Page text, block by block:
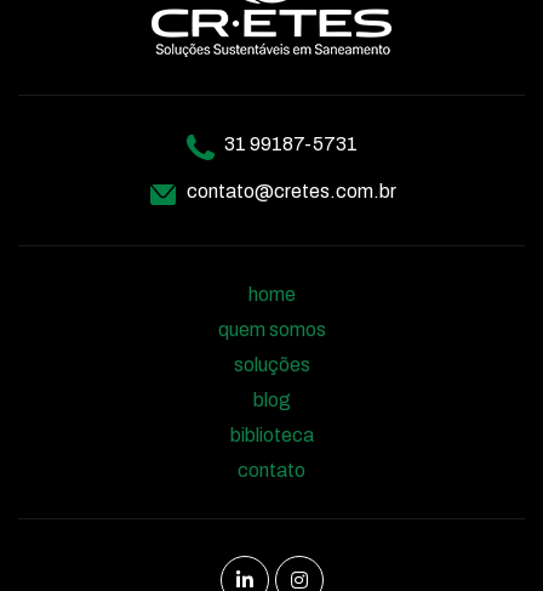
31 99187-5731
contato@cretes.com.br
home
quem somos
soluções
blog
biblioteca
contato